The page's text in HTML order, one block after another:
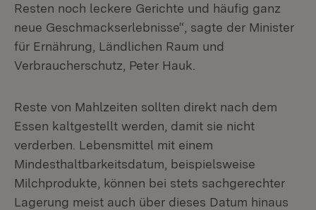
Resten noch leckere Gerichte und häufig ganz
neue Geschmackserlebnisse“, sagte der Minister
für Ernährung, Ländlichen Raum und
Verbraucherschutz, Peter Hauk.
Reste von Mahlzeiten sollten direkt nach dem
Essen kaltgestellt werden, damit sie nicht
verderben. Lebensmittel mit einem
Mindesthaltbarkeitsdatum, beispielsweise
Milchprodukte, können bei stets sachgerechter
Lagerung meist auch über dieses Datum hinaus